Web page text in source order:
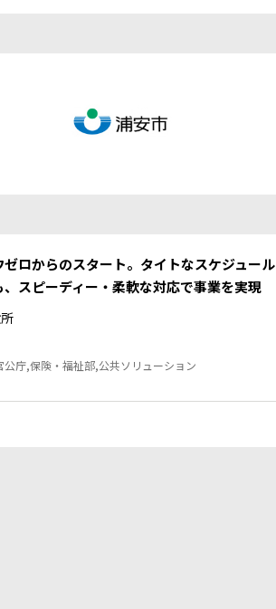
ゼロからのスタート。タイトなスケジュール
、スピーディー・柔軟な対応で事業を実現
公庁,保険・福祉部,公共ソリューション